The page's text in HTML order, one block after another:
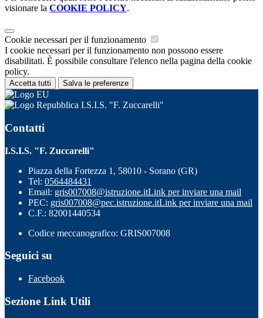
visionare la COOKIE POLICY.
Cookie necessari per il funzionamento
I cookie necessari per il funzionamento non possono essere
disabilitati. È possibile consultare l'elenco nella pagina della cookie
policy.
Accetta tutti Salva le preferenze
I.S.I.S. "F. Zuccarelli"
Contatti
I.S.I.S. "F. Zuccarelli"
Piazza della Fortezza 1, 58010 - Sorano (GR)
Tel: 0564484431
Email: gris007008@istruzione.itLink per inviare una mail
PEC: gris007008@pec.istruzione.itLink per inviare una mail
C.F.: 82001440534
Codice meccanografico: GRIS007008
Seguici su
Facebook
Sezione Link Utili